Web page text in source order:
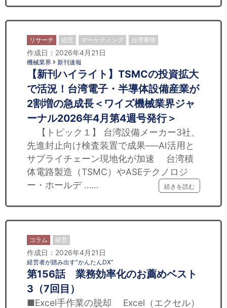
リサーチ 経営 マーケティング 台湾事情
作成日：2026年4月21日
機械業界 新刊速報
【新刊ハイライト】TSMCの投資拡大
で活況！台湾電子・半導体設備産業が
2割増の急成長＜ワイズ機械業界ジャ
ーナル2026年4月第4週号発行＞
【トピック１】 台湾設備メーカー3社、
先進封止向け検査装置で成果──AI活用と
サプライチェーン現地化が加速 台湾積
体電路製造（TSMC）やASEテクノロジ
ー・ホールデ ……
続きを読む
コラム 経営
作成日：2026年4月21日
経営者が踏み出す”かんたんDX”
第156話 業務効率化のお薦めベスト
3（7回目）
■Excel手作業の脱却 Excel（エクセル）